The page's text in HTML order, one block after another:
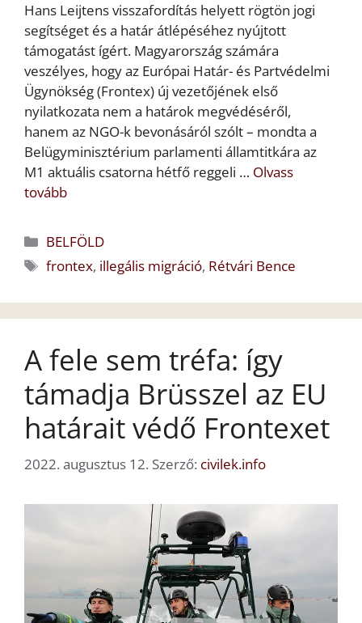
Hans Leijtens visszafordítás helyett rögtön jogi
segítséget és a határ átlépéséhez nyújtott
támogatást ígért. Magyarország számára
veszélyes, hogy az Európai Határ- és Partvédelmi
Ügynökség (Frontex) új vezetőjének első
nyilatkozata nem a határok megvédéséről,
hanem az NGO-k bevonásáról szólt – mondta a
Belügyminisztérium parlamenti államtitkára az
M1 aktuális csatorna hétfő reggeli … Olvass
tovább
Kategória
BELFÖLD
Címkék
frontex, illegális migráció, Rétvári Bence
A fele sem tréfa: így
támadja Brüsszel az EU
határait védő Frontexet
2022. augusztus 12. Szerző: civilek.info